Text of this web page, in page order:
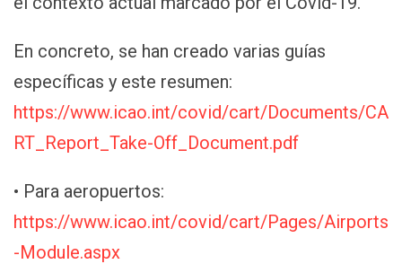
En concreto, se han creado varias guías
específicas y este resumen:
https://www.icao.int/covid/cart/Documents/CA
RT_Report_Take-Off_Document.pdf
• Para aeropuertos:
https://www.icao.int/covid/cart/Pages/Airports
-Module.aspx